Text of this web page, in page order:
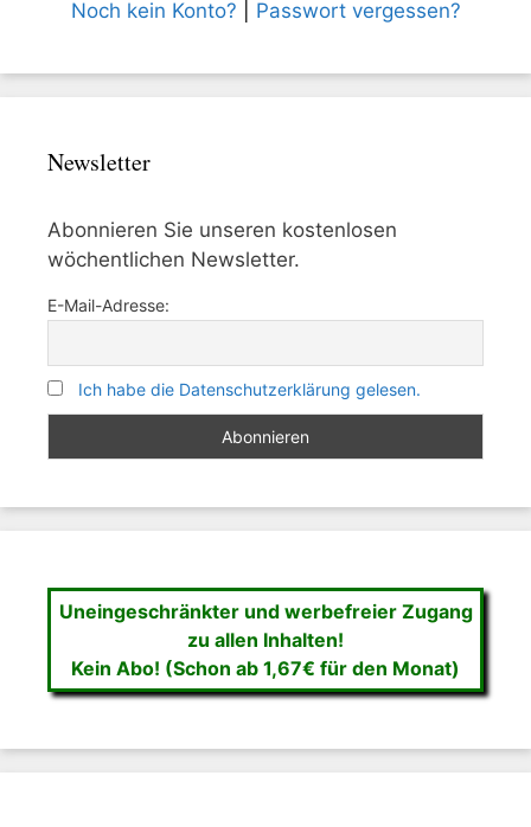
Noch kein Konto? Passwort vergessen?
Newsletter
Abonnieren Sie unseren kostenlosen
wöchentlichen Newsletter.
E-Mail-Adresse:
Ich habe die Datenschutzerklärung gelesen.
Uneingeschränkter und werbefreier Zugang
zu allen Inhalten!
Kein Abo! (Schon ab 1,67€ für den Monat)